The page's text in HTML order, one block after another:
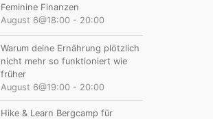
Feminine Finanzen
August 6@18:00- 20:00
Warum deine Ernährung plötzlich
nicht mehr so funktioniert wie
früher
August 6@19:00- 20:00
Hike & Learn Bergcamp für